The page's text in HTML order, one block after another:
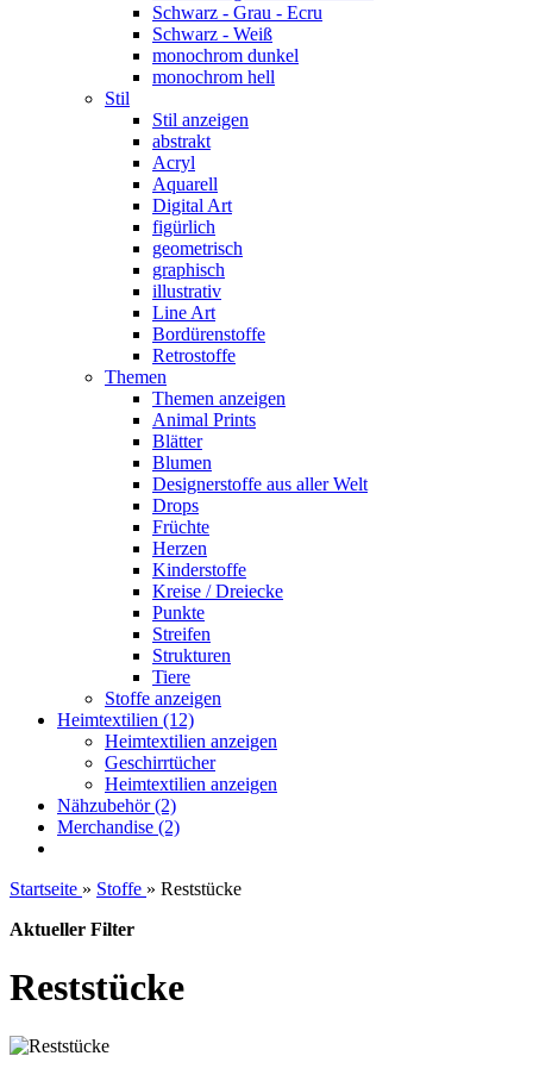
Schwarz - Grau - Ecru
Schwarz - Weiß
monochrom dunkel
monochrom hell
Stil
Stil anzeigen
abstrakt
Acryl
Aquarell
Digital Art
figürlich
geometrisch
graphisch
illustrativ
Line Art
Bordürenstoffe
Retrostoffe
Themen
Themen anzeigen
Animal Prints
Blätter
Blumen
Designerstoffe aus aller Welt
Drops
Früchte
Herzen
Kinderstoffe
Kreise / Dreiecke
Punkte
Streifen
Strukturen
Tiere
Stoffe anzeigen
Heimtextilien (12)
Heimtextilien anzeigen
Geschirrtücher
Heimtextilien anzeigen
Nähzubehör (2)
Merchandise (2)
Startseite » Stoffe » Reststücke
Aktueller Filter
Reststücke